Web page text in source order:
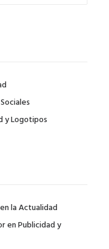
y Logotipos
la Actualidad
en Publicidad y